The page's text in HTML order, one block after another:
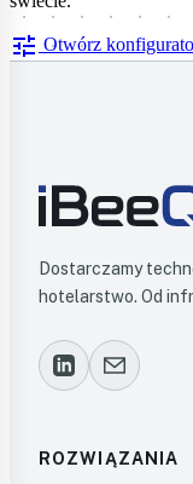
tune Otwórz
Dostarczamy
hotelarstwo. Od
ROZWIĄZANIA